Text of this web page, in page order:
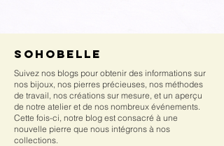
SOHOBELLE
Suivez nos blogs pour obtenir des informations sur
nos bijoux, nos pierres précieuses, nos méthodes
de travail, nos créations sur mesure, et un aperçu
de notre atelier et de nos nombreux événements.
Cette fois-ci, notre blog est consacré à une
nouvelle pierre que nous intégrons à nos
collections.